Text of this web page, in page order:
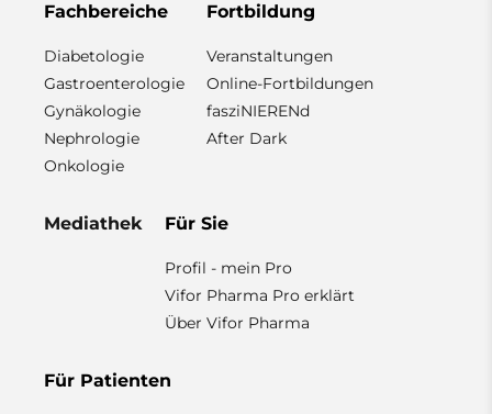
Fachbereiche
Diabetologie
Gastroenterologie
Gynäkologie
Nephrologie
Onkologie
Fortbildung
Veranstaltungen
Online-Fortbildungen
fasziNIERENd
After Dark
Mediathek Für Sie
Profil - mein Pro
Vifor Pharma Pro erklärt
Über Vifor Pharma
Für Patienten